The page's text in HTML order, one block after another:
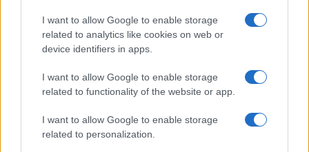
I want to allow Google to enable storage
related to analytics like cookies on web or
device identifiers in apps.
I want to allow Google to enable storage
related to functionality of the website or app.
I want to allow Google to enable storage
related to personalization.
El petróleo Brent cae un 8.46% y arrastra a las materias
Lucía Herrera · 5 Ago 2026